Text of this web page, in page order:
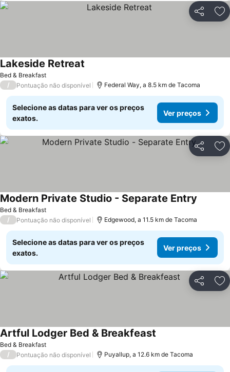
Partilhar
Bed & Breakfast
Lakeside Retreat
/ Pontuação não disponível Federal Way, a 8.5 km de Tacoma
Selecione as datas para ver os preços
exatos.
Ver preços
Partilhar
Bed & Breakfast
Modern Private Studio - Separate Entry
/ Pontuação não disponível Edgewood, a 11.5 km de Tacoma
Selecione as datas para ver os preços
exatos.
Ver preços
Partilhar
Bed & Breakfast
Artful Lodger Bed & Breakfeast
/ Pontuação não disponível Puyallup, a 12.6 km de Tacoma